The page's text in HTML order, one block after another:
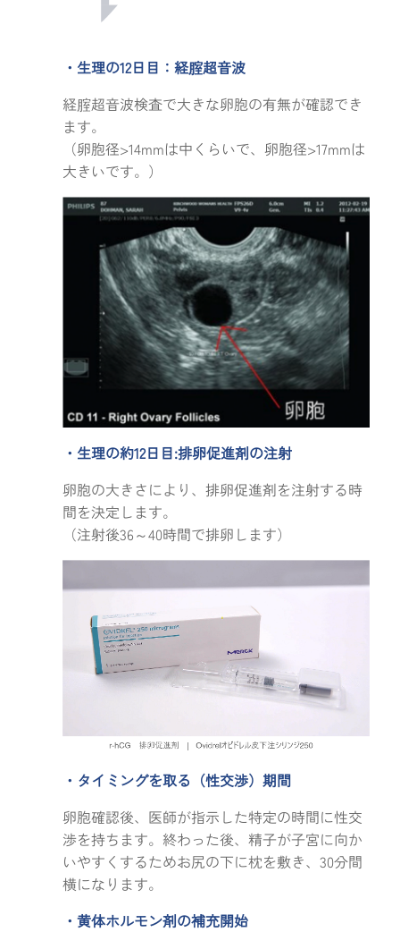
・生理の12日目：経腟超音波
経腟超音波検査で大きな卵胞の有無が確認でき
ます。
（卵胞径>14mmは中くらいで、卵胞径>17mmは
大きいです。）
・生理の約12日目:排卵促進剤の注射
卵胞の大きさにより、排卵促進剤を注射する時
間を決定します。
（注射後36～40時間で排卵します）
・タイミングを取る（性交渉）期間
卵胞確認後、医師が指示した特定の時間に性交
渉を持ちます。終わった後、精子が子宮に向か
いやすくするためお尻の下に枕を敷き、30分間
横になります。
・黄体ホルモン剤の補充開始